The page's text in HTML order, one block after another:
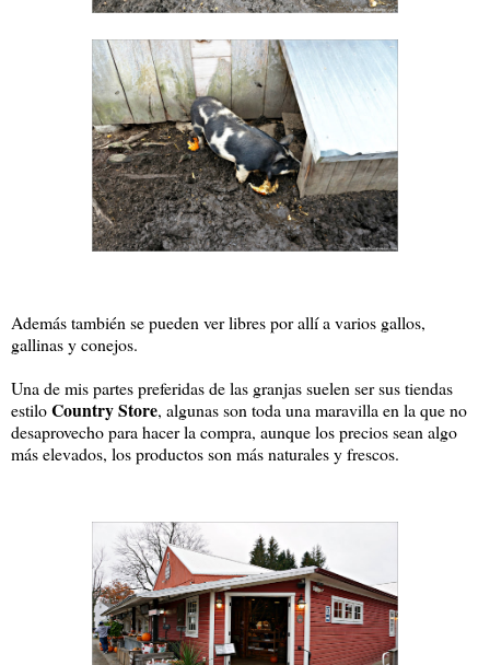
Además también se pueden ver libres por allí a varios gallos,
gallinas y conejos.
Una de mis partes preferidas de las granjas suelen ser sus tiendas
estiloCountry Store, algunas son toda una maravilla en la que no
desaprovecho para hacer la compra, aunque los precios sean algo
más elevados, los productos son más naturales y frescos.